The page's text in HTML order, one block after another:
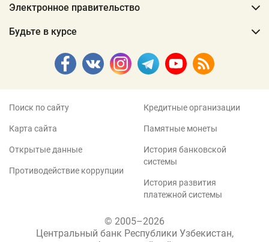
Электронное правительство
Будьте в курсе
Поиск по сайту
Карта сайта
Открытые данные
Противодействие коррупции
Кредитные организации
Памятные монеты
История банковской
системы
История развития
платежной системы
© 2005–2026
Центральный банк Республики Узбекистан,